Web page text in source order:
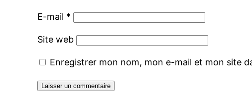
E-mail *
Site web
Enregistrer mon nom, mon e-mail et mon site